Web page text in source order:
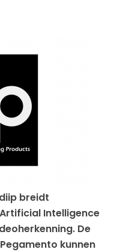
breidt
Intelligence
De
kunnen